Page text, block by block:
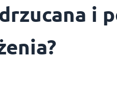
i